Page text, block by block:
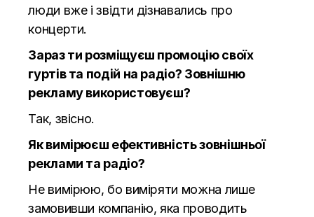
люди вже і звідти дізнавались про
концерти.
Зараз ти розміщуєш промоцію своїх
гуртів та подій на радіо? Зовнішню
рекламу використовуєш?
Так, звісно.
Як вимірюєш ефективність зовнішньої
реклами та радіо?
Не вимірюю, бо виміряти можна лише
замовивши компанію, яка проводить